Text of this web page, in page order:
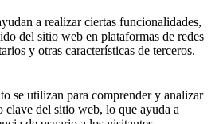
a realizar ciertas funcionalidades,
del sitio web en plataformas de redes
y otras características de terceros.
se utilizan para comprender y analizar
clave del sitio web, lo que ayuda a